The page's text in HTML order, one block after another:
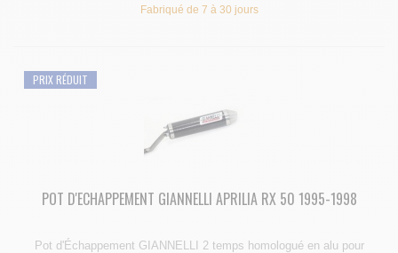
Fabriqué de 7 à 30 jours
PRIX RÉDUIT
POT D'ECHAPPEMENT GIANNELLI APRILIA RX 50 1995-1998
Pot d'Échappement GIANNELLI 2 temps homologué en alu pour